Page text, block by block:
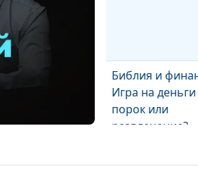
Библия и
Игра на деньги
порок или
развлечение?